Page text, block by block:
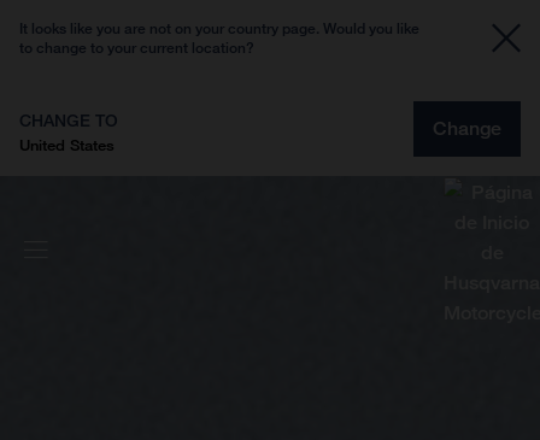
It looks like you are not on your country page. Would you like
to change to your current location?
CHANGE TO
United States
Change